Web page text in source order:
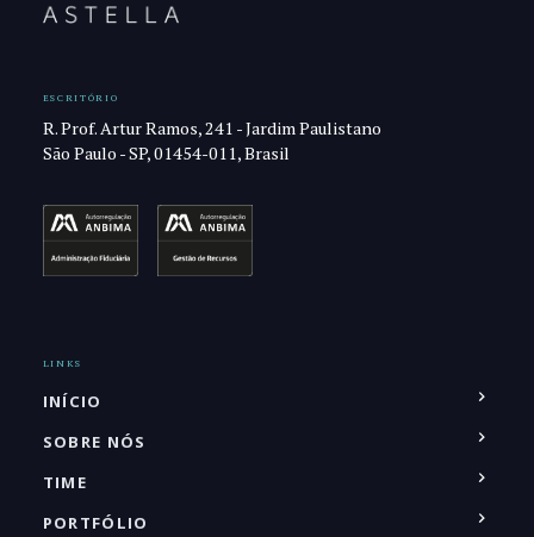
ESCRITÓRIO
R. Prof. Artur Ramos, 241 - Jardim Paulistano
São Paulo - SP, 01454-011, Brasil
LINKS
INÍCIO
SOBRE NÓS
TIME
PORTFÓLIO